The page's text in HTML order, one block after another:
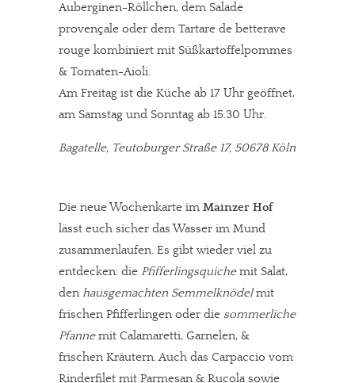
Auberginen-Röllchen, dem Salade
provençale oder dem Tartare de betterave
rouge kombiniert mit Süßkartoffelpommes
& Tomaten-Aioli.
Am Freitag ist die Küche ab 17 Uhr geöffnet,
am Samstag und Sonntag ab 15.30 Uhr.
Bagatelle, Teutoburger Straße 17, 50678 Köln
Die neue Wochenkarte im Mainzer Hof
lässt euch sicher das Wasser im Mund
zusammenlaufen. Es gibt wieder viel zu
entdecken: die Pfifferlingsquichemit Salat,
den hausgemachten Semmelknödelmit
frischen Pfifferlingen oder die sommerliche
Pfannemit Calamaretti, Garnelen, &
frischen Kräutern. Auch das Carpaccio vom
Rinderfilet mit Parmesan & Rucola sowie